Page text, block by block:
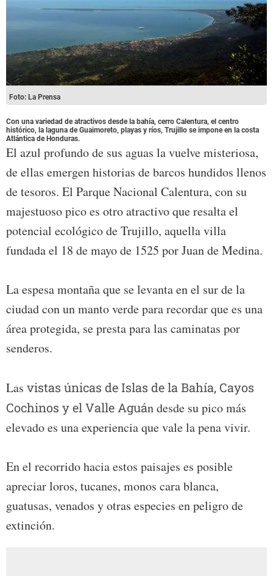
Foto: La Prensa
Con una variedad de atractivos desde la bahía, cerro Calentura, el centro
histórico, la laguna de Guaimoreto, playas y ríos, Trujillo se impone en la costa
Atlántica de Honduras.
El azul profundo de sus aguas la vuelve misteriosa,
de ellas emergen historias de barcos hundidos llenos
de tesoros. El Parque Nacional Calentura, con su
majestuoso pico es otro atractivo que resalta el
potencial ecológico de Trujillo, aquella villa
fundada el 18 de mayo de 1525 por Juan de Medina.
La espesa montaña que se levanta en el sur de la
ciudad con un manto verde para recordar que es una
área protegida, se presta para las caminatas por
senderos.
Las vistas únicas de Islas de la Bahía, Cayos
Cochinos y el Valle Aguán desde su pico más
elevado es una experiencia que vale la pena vivir.
En el recorrido hacia estos paisajes es posible
apreciar loros, tucanes, monos cara blanca,
guatusas, venados y otras especies en peligro de
extinción.